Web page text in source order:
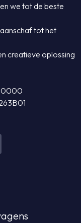
we tot de beste
tot het
creatieve oplossing
0000